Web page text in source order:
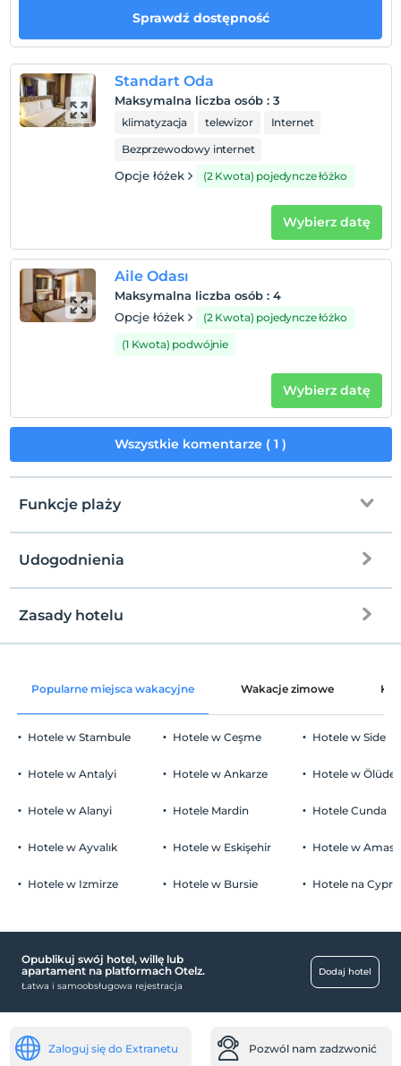
Po 14:00
Wymeldować się
Przed 12:00
Zwierzęta
Zakaz palenia w pokoju
Niemowlęta do wieku do 1 są bezpłatne.
1 dzieci w wieku poniżej 5 jest/jest bezpłatne za pokój
Sprawdź dostępność
Standart Oda
Maksymalna liczba osób : 3
klimatyzacja telewizor
Internet
Bezprzewodowy internet
Opcje łóżek (2 Kwota) pojedyncze łóżko
Wybierz datę
Aile Odası
Maksymalna liczba osób : 4
Opcje łóżek
(2 Kwota) pojedyncze łóżko
(1 Kwota) podwójnie
Wybierz datę
Wszystkie komentarze ( 1 )
Funkcje plaży
na plażę
Udogodnienia
tylko części wspólne
Parking
wolny Parking publiczny
zajęcia
turecka noc Bezpłatny
Zasady hotelu
Zameldować się
Wymeldować się
Przed 12:00
Zwierzęta
Niemowlęta do wieku do 1 są bezpłatne.
Popularne miejsca wakacyjne Wakacje zimowe
Hotele w Stambule
Hotele w Antalyi
Hotele w Alanyi
Hotele w Ayvalık
Hotele w Izmirze
Hotele w Ceşme
Hotele w Ankarze
Hotele Mardin
Hotele w Eskişehir
Hotele w Bursie
Hotele w Side
Hotele w
Hotele Cunda
Hotele w
Hotele na
Opublikuj swój hotel, willę lub
apartament na platformach Otelz.
Łatwa i samoobsługowa rejestracja
Dodaj hotel
Zaloguj się do Extranetu Pozwól nam zadzwonić